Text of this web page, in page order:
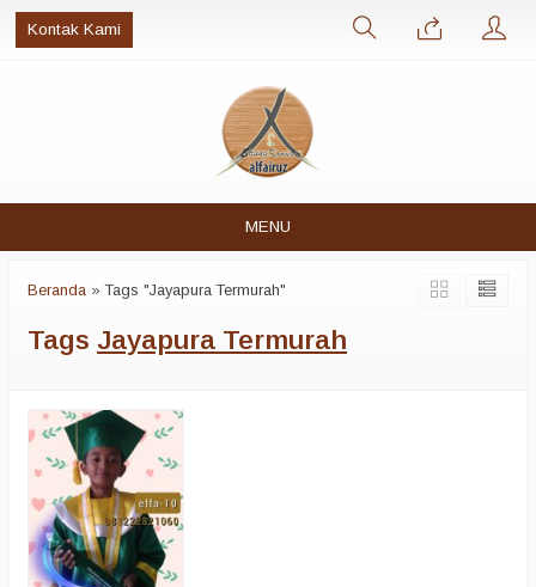
Kontak Kami
MENU
Beranda »Tags "Jayapura Termurah"
Tags Jayapura Termurah